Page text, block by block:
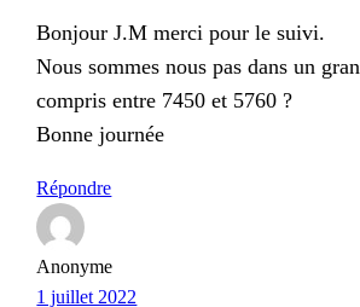
Bonjour J.M merci pour le suivi.
Nous sommes nous pas dans un
compris entre 7450 et 5760 ?
Bonne journée
Répondre
Anonyme
1 juillet 2022